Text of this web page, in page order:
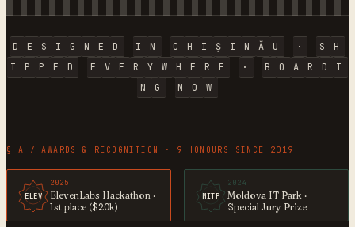
D E S I G N E D I N C H I Ș I N Ă U · S
H
I
P P E D E V E R Y W H E R E · B O A R D
I
N
G N O W
§ A / AWARDS & RECOGNITION · 9 HONOURS SINCE 2019
ELEV
2025
ElevenLabs Hackathon ·
1st place ($20k)
MITP
2024
Moldova IT Park ·
Special Jury Prize